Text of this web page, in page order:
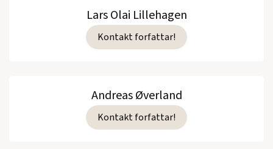
Lars Olai Lillehagen
Kontakt forfattar!
Andreas Øverland
Kontakt forfattar!